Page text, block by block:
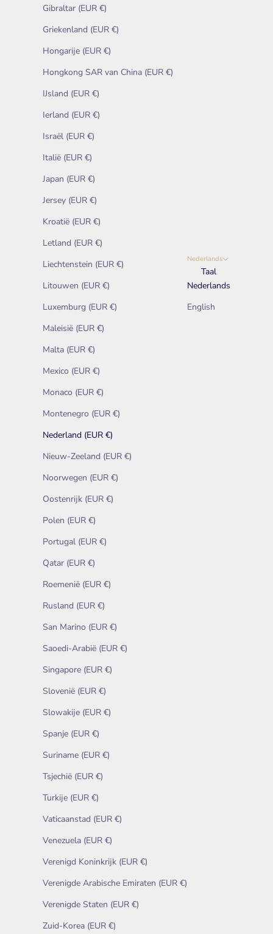
Gibraltar (EUR €)
Griekenland (EUR €)
Hongarije (EUR €)
Hongkong SAR van China (EUR €)
IJsland (EUR €)
Ierland (EUR €)
Israël (EUR €)
Italië (EUR €)
Japan (EUR €)
Jersey (EUR €)
Kroatië (EUR €)
Letland (EUR €)
Liechtenstein (EUR €)
Litouwen (EUR €)
Luxemburg (EUR €)
Maleisië (EUR €)
Malta (EUR €)
Mexico (EUR €)
Monaco (EUR €)
Montenegro (EUR €)
Nederland (EUR €)
Nieuw-Zeeland (EUR €)
Noorwegen (EUR €)
Oostenrijk (EUR €)
Polen (EUR €)
Portugal (EUR €)
Qatar (EUR €)
Roemenië (EUR €)
Rusland (EUR €)
San Marino (EUR €)
Saoedi-Arabië (EUR €)
Singapore (EUR €)
Slovenië (EUR €)
Slowakije (EUR €)
Spanje (EUR €)
Suriname (EUR €)
Tsjechië (EUR €)
Turkije (EUR €)
Vaticaanstad (EUR €)
Venezuela (EUR €)
Verenigd Koninkrijk (EUR €)
Verenigde Arabische Emiraten (EUR €)
Verenigde Staten (EUR €)
Zuid-Korea (EUR €)
Nederlands
Taal
Nederlands
English